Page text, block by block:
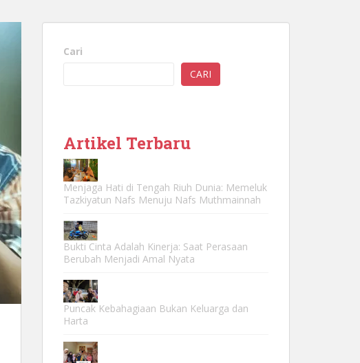
Cari
CARI
Artikel Terbaru
Menjaga Hati di Tengah Riuh Dunia: Memeluk
Tazkiyatun Nafs Menuju Nafs Muthmainnah
Bukti Cinta Adalah Kinerja: Saat Perasaan
Berubah Menjadi Amal Nyata
Puncak Kebahagiaan Bukan Keluarga dan
Harta